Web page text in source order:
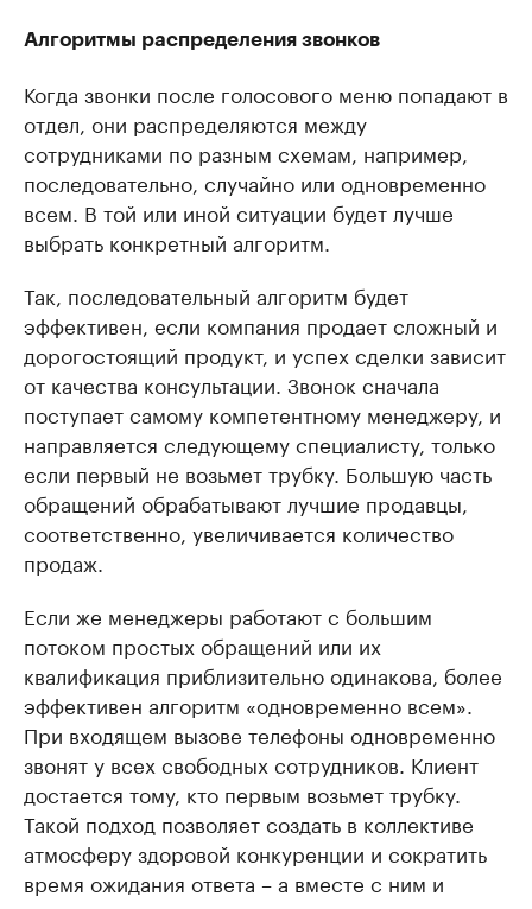
Алгоритмы распределения звонков
Когда звонки после голосового меню попадают в
отдел, они распределяются между
сотрудниками по разным схемам, например,
последовательно, случайно или одновременно
всем. В той или иной ситуации будет лучше
выбрать конкретный алгоритм.
Так, последовательный алгоритм будет
эффективен, если компания продает сложный и
дорогостоящий продукт, и успех сделки зависит
от качества консультации. Звонок сначала
поступает самому компетентному менеджеру, и
направляется следующему специалисту, только
если первый не возьмет трубку. Большую часть
обращений обрабатывают лучшие продавцы,
соответственно, увеличивается количество
продаж.
Если же менеджеры работают с большим
потоком простых обращений или их
квалификация приблизительно одинакова, более
эффективен алгоритм «одновременно всем».
При входящем вызове телефоны одновременно
звонят у всех свободных сотрудников. Клиент
достается тому, кто первым возьмет трубку.
Такой подход позволяет создать в коллективе
атмосферу здоровой конкуренции и сократить
время ожидания ответа – а вместе с ним и